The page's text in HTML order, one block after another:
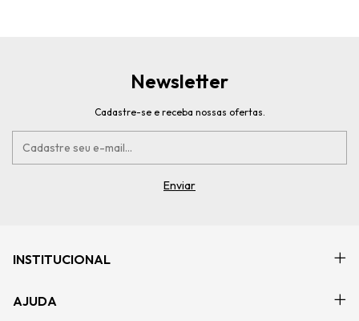
Newsletter
Cadastre-se e receba nossas ofertas.
INSTITUCIONAL
AJUDA